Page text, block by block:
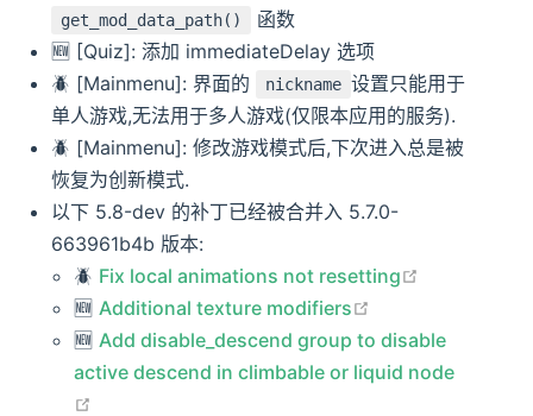
get_mod_data_path()
函数
🆕️️ [Quiz]: 添加 immediateDelay 选项
🪲 [Mainmenu]: 界面的
nickname 设置只能用于
单人游戏,无法用于多人游戏(仅限本应用的服务).
🪲 [Mainmenu]: 修改游戏模式后,下次进入总是被
恢复为创新模式.
以下 5.8-dev 的补丁已经被合并入 5.7.0-
663961b4b 版本:
🪲 Fix local animations not resetting
🆕️️ Additional texture modifiers
🆕️️ Add disable_descend group to disable
active descend in climbable or liquid node